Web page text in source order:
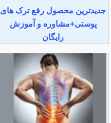
جدیدترین محصول رفع ترک های
پوستی+مشاوره و آموزش
رایگان